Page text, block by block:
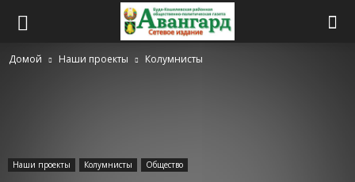
Домой Наши проекты Колумнисты
Наши проекты Колумнисты Общество